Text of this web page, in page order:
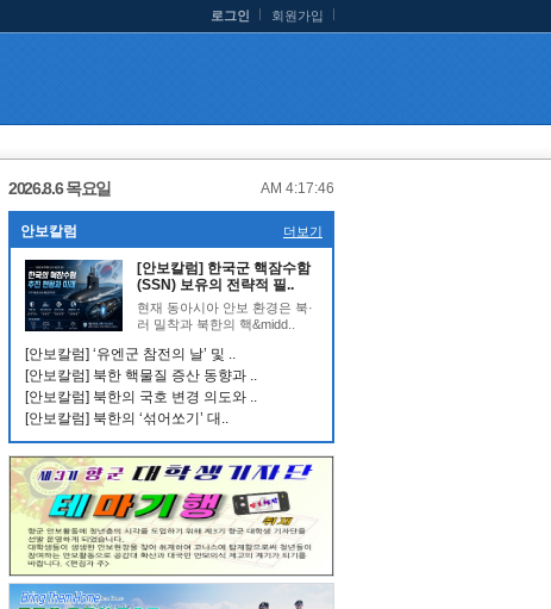
로그인 회원가입
2026.8.6 목요일 AM 4:17:47
안보칼럼 더보기
[안보칼럼] 한국군 핵잠수함
(SSN) 보유의 전략적 필..
현재 동아시아 안보 환경은 북·
러 밀착과 북한의 핵&midd..
[안보칼럼] ‘유엔군 참전의 날’ 및 ..
[안보칼럼] 북한 핵물질 증산 동향과 ..
[안보칼럼] 북한의 국호 변경 의도와 ..
[안보칼럼] 북한의 ‘섞어쏘기’ 대..